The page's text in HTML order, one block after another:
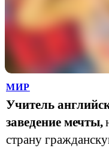
МИР
Учитель
заведение мечты,
страну